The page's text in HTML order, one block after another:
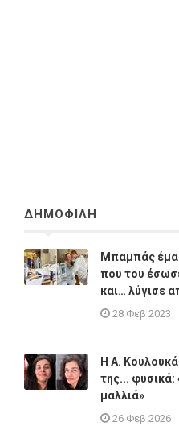
ΔΗΜΟΦΙΛΗ
Μπαμπάς
που του
και… λύγισε
28 Φεβ 2023
Η A.
της... φυσικά:
μαλλιά»
26 Φεβ 2026